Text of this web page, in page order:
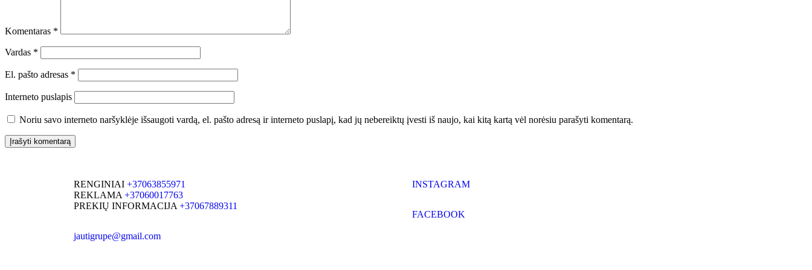
Komentaras *
Vardas *
El. pašto adresas *
Interneto puslapis
Noriu savo interneto naršyklėje išsaugoti vardą, el. pašto adresą ir interneto puslapį, kad jų nebereiktų įvesti iš naujo, kai kitą kartą vėl norėsiu parašyti komentarą.
RENGINIAI +37063855971
REKLAMA +37060017763
PREKIŲ INFORMACIJA +37067889311
jautigrupe@gmail.com
INSTAGRAM
FACEBOOK